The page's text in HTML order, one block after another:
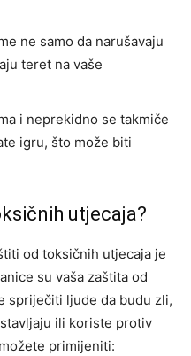
ne samo da narušavaju
teret na vaše
i neprekidno se takmiče
igru, što može biti
utjecaja?
od toksičnih utjecaja je
su vaša zaštita od
spriječiti ljude da budu zli,
ili koriste protiv
primijeniti: